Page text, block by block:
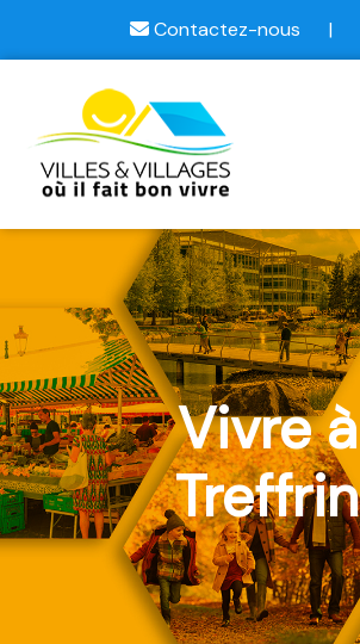
Contactez-nous |
Vivre à
Treffrin